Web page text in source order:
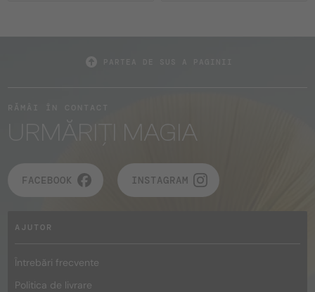
URMĂRIȚI MAGIA
FACEBOOK INSTAGRAM
AJUTOR
Întrebări frecvente
Politica de livrare